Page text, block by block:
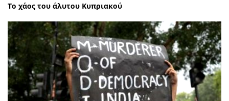
Το χάος του άλυτου Κυπριακού